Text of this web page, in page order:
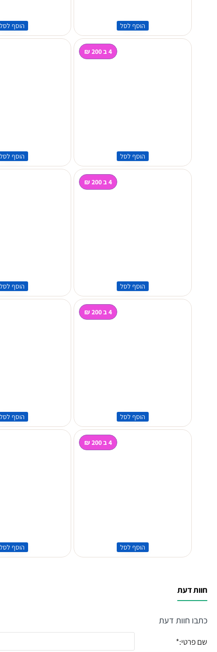
הוסף לסל הוסף
4 ב 200 ₪
הוסף לסל הוסף
4 ב 200 ₪
הוסף לסל הוסף
4 ב 200 ₪
הוסף לסל הוסף
4 ב 200 ₪
הוסף לסל הוסף
חוות דעת
כתבו חוות דעת
שם פרטי: